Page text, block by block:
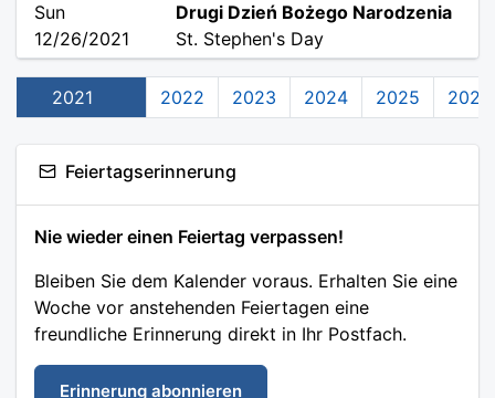
Sun
12/26/2021
Drugi Dzień Bożego Narodzenia
St. Stephen's Day
2021 2022 2023 2024 2025 2026
Feiertagserinnerung
Nie wieder einen Feiertag verpassen!
Bleiben Sie dem Kalender voraus. Erhalten Sie eine
Woche vor anstehenden Feiertagen eine
freundliche Erinnerung direkt in Ihr Postfach.
Erinnerung abonnieren